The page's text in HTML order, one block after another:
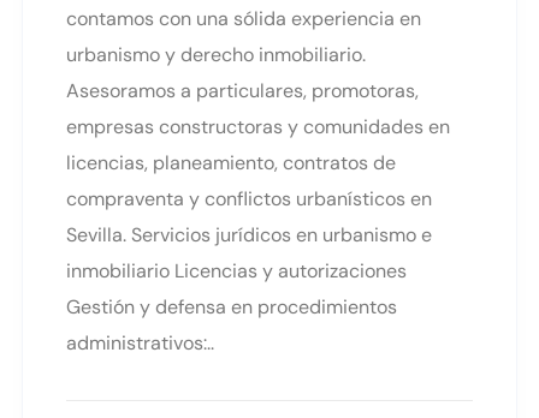
contamos con una sólida experiencia en
urbanismo y derecho inmobiliario.
Asesoramos a particulares, promotoras,
empresas constructoras y comunidades en
licencias, planeamiento, contratos de
compraventa y conflictos urbanísticos en
Sevilla. Servicios jurídicos en urbanismo e
inmobiliario Licencias y autorizaciones
Gestión y defensa en procedimientos
administrativos:..